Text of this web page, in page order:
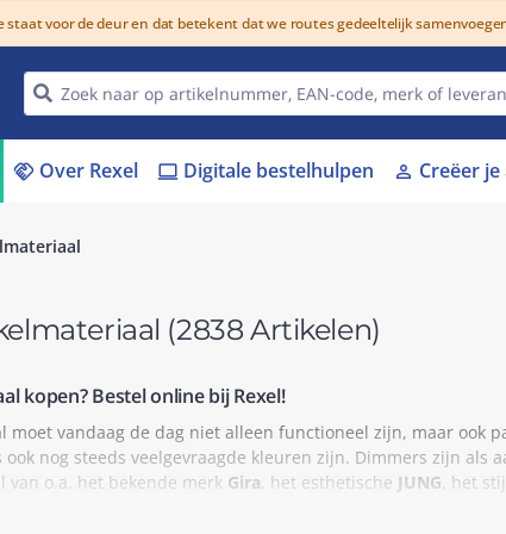
staat voor de deur en dat betekent dat we routes gedeeltelijk
handshake Over Rexel laptop Digitale bestelhulpen person Creëer
(2838 Artikelen)
kopen? Bestel online bij Rexel!
moet vandaag de dag niet alleen functioneel zijn, maar
nog steeds veelgevraagde kleuren zijn. Dimmers zijn
van o.a. het bekende merk Gira, het esthetische JUNG, het